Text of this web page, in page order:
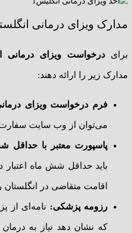
مدارک ویزای درمانی
برای درخواست ویزای درمانی
مدارک زیر را ارائه دهند:
فرم درخواست ویزای
می‌توان از وب سایت سفارت
پاسپورت معتبر با حداقل
باید حداقل شش ماه اعتبار
اقامت متقاضی در
رزومه پزشکی: نامه‌ای
که نشان دهد نیاز به